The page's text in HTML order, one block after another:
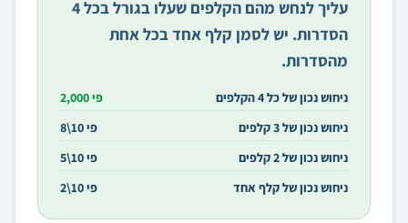
עליך לנחש מהם הקלפים שעלו בגורל בכל 4
הסדרות. יש לסמן קלף אחד בכל אחת
מהסדרות.
ניחוש נכון של כל 4 הקלפים
פי 2,000
ניחוש נכון של 3 קלפים
פי 10\8
ניחוש נכון של 2 קלפים
פי 10\5
ניחוש נכון של קלף אחד
פי 10\2